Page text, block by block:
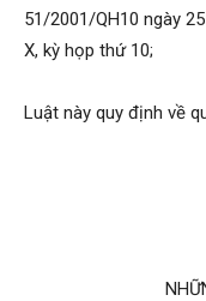
51/2001/QH10 ngày
X, kỳ họp thứ 10;
Luật này quy định về